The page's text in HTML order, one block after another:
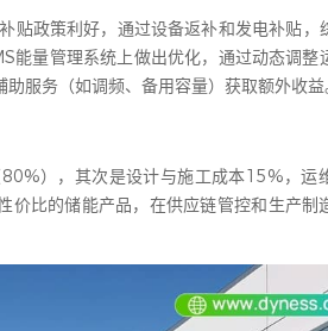
贴政策利好，通过设备返补和发电补贴，
量管理系统上做出优化，通过动态调整
服务（如调频、备用容量）获取额外收益
），其次是设计与施工成本15%，运
比的储能产品，在供应链管控和生产制